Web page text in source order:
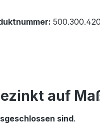
500.300.420
auf
sind.